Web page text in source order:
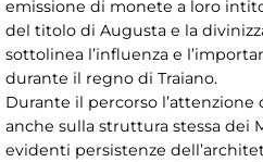
emissione di monete a loro
del titolo di Augusta e la
sottolinea l’influenza e
durante il regno di Traiano.
Durante il percorso
anche sulla struttura stessa dei
evidenti persistenze